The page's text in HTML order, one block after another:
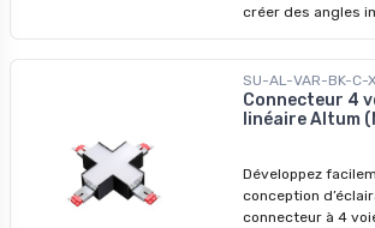
créer des angles
pour compléter les
Altum et ajoute de
l’élégance, en
Dimmable
SU-AL-VAR-BK-C-X
Connecteur 4
linéaire Altum
Développez
conception
connecteur à 4